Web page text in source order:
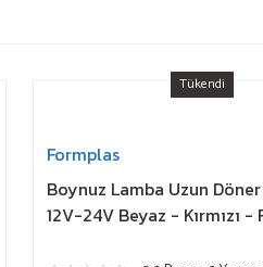
Tükendi
Formplas
Boynuz Lamba Uzun
12V-24V Beyaz - Kırmızı -